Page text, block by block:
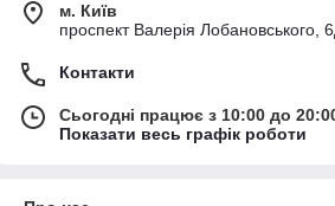
м. Київ
проспект Валерія Лобановського,
Контакти
Сьогодні працює з 10:00 до
Показати весь графік роботи